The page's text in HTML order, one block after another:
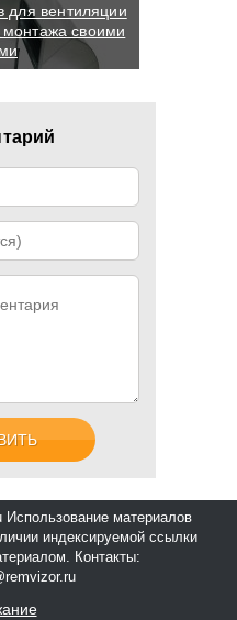
для вентиляции
монтажа своими
Использование материалов
индексируемой ссылки
Контакты: